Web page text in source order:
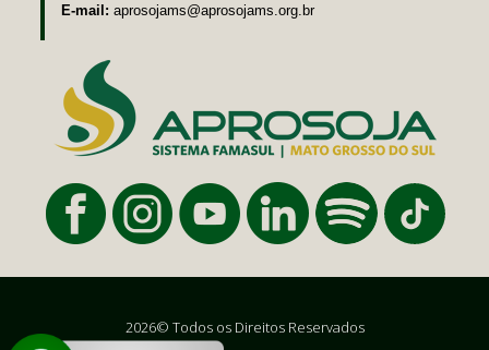
E-mail: aprosojams@aprosojams.org.br
2026© Todos os Direitos Reservados